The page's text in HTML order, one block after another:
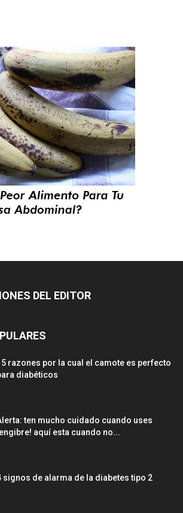
DEL EDITOR
razones por la cual el camote es perfecto
diabéticos
ten mucho cuidado cuando uses
aquí esta cuando no...
signos de alarma de la diabetes tipo 2